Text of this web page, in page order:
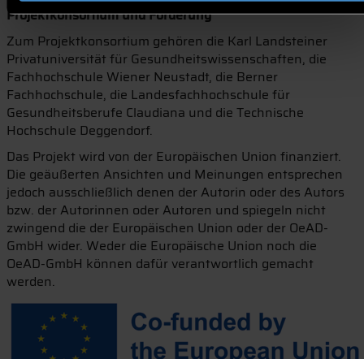
Projektkonsortium und Förderung
Zum Projektkonsortium gehören die Karl Landsteiner
Privatuniversität für Gesundheitswissenschaften, die
Fachhochschule Wiener Neustadt, die Berner
Fachhochschule, die Landesfachhochschule für
Gesundheitsberufe Claudiana und die Technische
Hochschule Deggendorf.
Das Projekt wird von der Europäischen Union finanziert.
Die geäußerten Ansichten und Meinungen entsprechen
jedoch ausschließlich denen der Autorin oder des Autors
bzw. der Autorinnen oder Autoren und spiegeln nicht
zwingend die der Europäischen Union oder der OeAD-
GmbH wider. Weder die Europäische Union noch die
OeAD-GmbH können dafür verantwortlich gemacht
werden.